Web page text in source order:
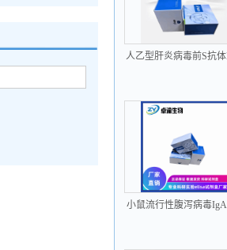
人乙型肝炎病毒前S抗
小鼠流行性腹泻病毒